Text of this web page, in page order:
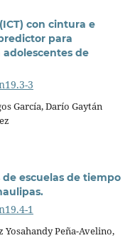
con cintura e
para
de
3
García, Darío Gaytán
escuelas de tiempo
1
Peña-Avelino,